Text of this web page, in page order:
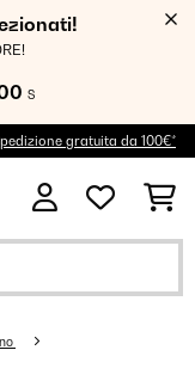
S
gratuita da 100€*